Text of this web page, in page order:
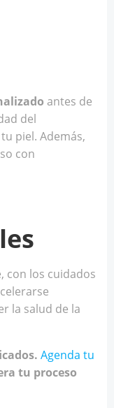
antes de
del
piel. Además,
con
con los cuidados
la salud de la
Agenda tu
tu proceso